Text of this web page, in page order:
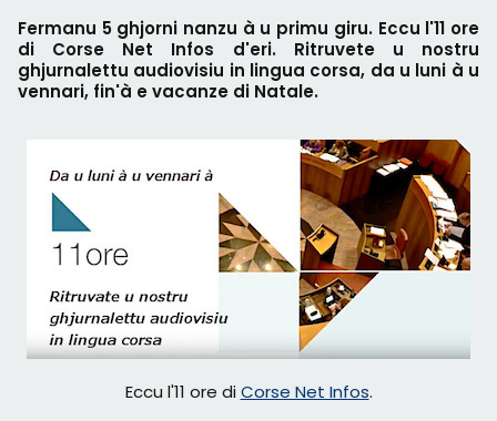
Fermanu 5 ghjorni nanzu à u primu giru. Eccu l'11 ore
di Corse Net Infos d'eri. Ritruvete u nostru
ghjurnalettu audiovisiu in lingua corsa, da u luni à u
vennari, fin'à e vacanze di Natale.
Eccu l'11 ore diCorse Net Infos.